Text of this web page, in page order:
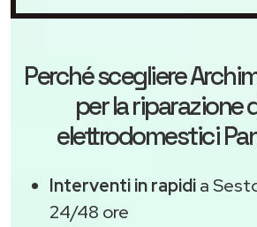
Perché scegliere
per la riparazione
elettrodomestici
Interventi in rapidia
24/48 ore